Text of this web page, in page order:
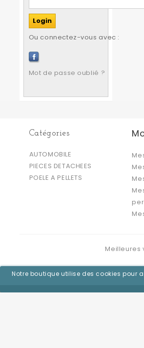
Notre boutique utilise des cookies pour
Ou connectez-vous avec :
Mot de passe oublié ?
Catégories
AUTOMOBILE
PIECES DETACHEES
POELE A PELLETS
Meilleures
©2026 - Logiciel e-commerce par